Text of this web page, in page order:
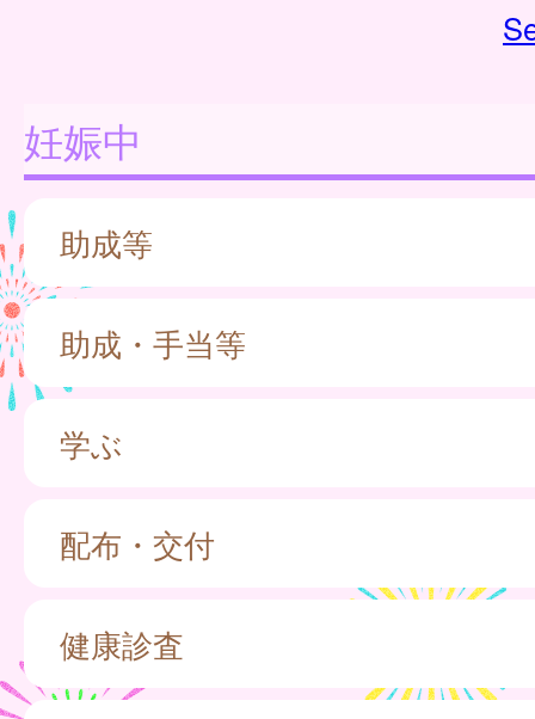
妊娠中
助成等
助成・手当等
学ぶ
配布・交付
健康診査